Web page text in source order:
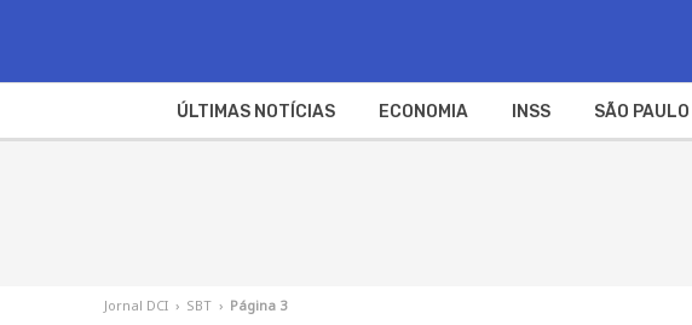
ÚLTIMAS NOTÍCIAS ECONOMIA INSS SÃO PAULO
Jornal DCI › SBT › Página 3